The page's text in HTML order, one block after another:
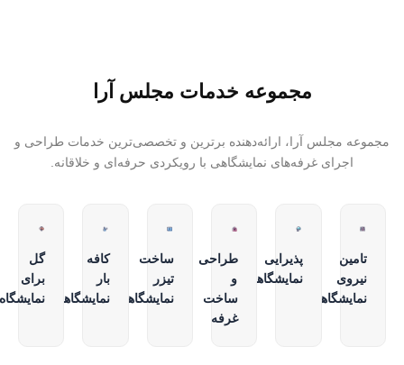
مجموعه خدمات مجلس آرا
مجموعه مجلس آرا، ارائه‌دهنده برترین و تخصصی‌ترین خدمات طراحی و
اجرای غرفه‌های نمایشگاهی با رویکردی حرفه‌ای و خلاقانه.
تامین
نیروی
نمایشگاهی
پذیرایی
نمایشگاهی
طراحی
و
ساخت
غرفه
ساخت
تیزر
نمایشگاهی
کافه
بار
نمایشگاهی
گل
برای
نمایشگاه